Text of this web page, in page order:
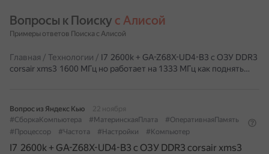
Вопросы к Поиску с Алисой
Примеры ответов Поиска с Алисой
Главная / Технологии / I7 2600k + GA-Z68X-UD4-B3 с ОЗУ DDR3
corsair xms3 1600 МГц но работает на 1333 МГц как поднять…
Вопрос из Яндекс Кью
22 ноября
#СборкаКомпьютера
#МатеринскаяПлата
#ОперативнаяПамять
#Процессор
#Частота #Настройки #Компьютер
I7 2600k + GA-Z68X-UD4-B3 с ОЗУ DDR3 corsair xms3